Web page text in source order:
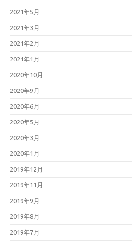
2021年5月
2021年3月
2021年2月
2021年1月
2020年10月
2020年9月
2020年6月
2020年5月
2020年3月
2020年1月
2019年12月
2019年11月
2019年9月
2019年8月
2019年7月